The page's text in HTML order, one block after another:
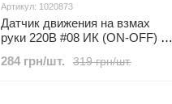
Артикул: 1020873
Датчик движения на взмах
руки 220В #08 ИК (ON-OFF) 5А
319 грн/шт.
284 грн/шт.